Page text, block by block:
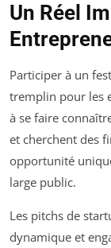
Un Réel
Participer à un
tremplin pour les
à se faire
et cherchent des
opportunité
large public.
Les pitchs de
dynamique et